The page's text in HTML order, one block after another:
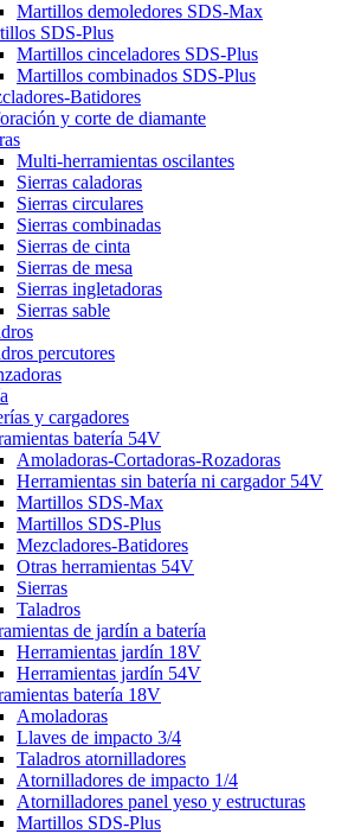
Martillos demoledores SDS-Max
SDS-Plus
Martillos cinceladores SDS-Plus
Martillos combinados SDS-Plus
Batidores
y corte de diamante
Multi-herramientas oscilantes
Sierras caladoras
Sierras circulares
Sierras combinadas
Sierras de cinta
Sierras de mesa
Sierras ingletadoras
Sierras sable
percutores
y cargadores
batería 54V
Amoladoras-Cortadoras-Rozadoras
Herramientas sin batería ni cargador 54V
Martillos SDS-Max
Martillos SDS-Plus
Mezcladores-Batidores
Otras herramientas 54V
Sierras
Taladros
de jardín a batería
Herramientas jardín 18V
Herramientas jardín 54V
batería 18V
Amoladoras
Llaves de impacto 3/4
Taladros atornilladores
Atornilladores de impacto 1/4
Atornilladores panel yeso y estructuras
Martillos SDS-Plus